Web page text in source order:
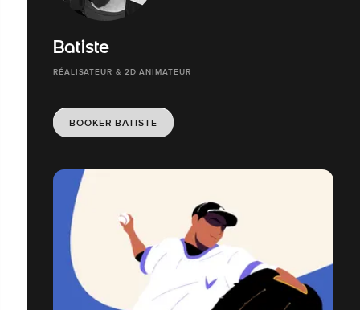
Batiste
RÉALISATEUR & 2D ANIMATEUR
BOOKER BATISTE